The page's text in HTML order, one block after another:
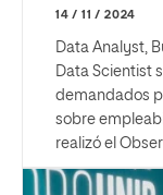
14 / 11 / 2024
Data Analyst,
Data Scientist
demandados
sobre
realizó el